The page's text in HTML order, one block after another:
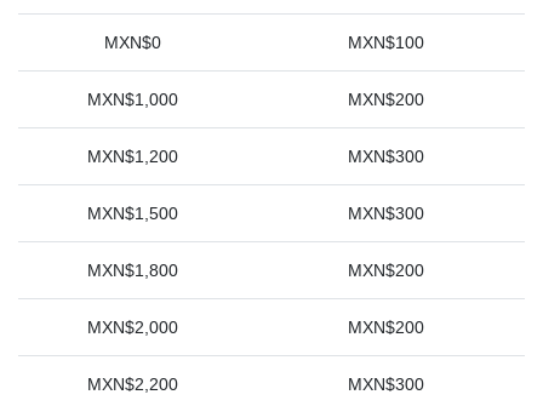
MXN$0 MXN$100
MXN$1,000 MXN$200
MXN$1,200 MXN$300
MXN$1,500 MXN$300
MXN$1,800 MXN$200
MXN$2,000 MXN$200
MXN$2,200 MXN$300